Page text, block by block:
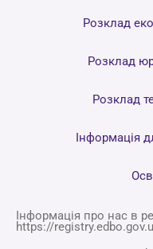
Розклад
Розклад
Розклад
Інформація
Інформація про нас в
https://